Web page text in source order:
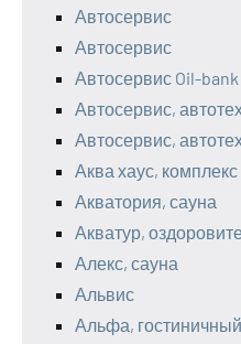
Автосервис
Автосервис
Автосервис Oil-bank
Автосервис,
Автосервис,
Аква хаус, комплекс
Акватория, сауна
Акватур,
Алекс, сауна
Альвис
Альфа,